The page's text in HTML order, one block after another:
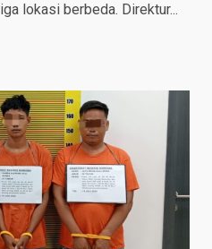
lokasi berbeda. Direktur...